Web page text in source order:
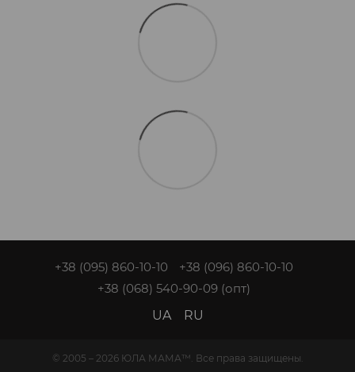
+38 (095) 860-10-10
+38 (096) 860-10-10
+38 (068) 540-90-09 (опт)
© 2005 – 2026 ЮЛА МАМА™. Все права защищены.
UA RU